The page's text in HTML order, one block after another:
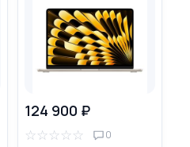
124 900 ₽
☆☆☆☆☆ 0